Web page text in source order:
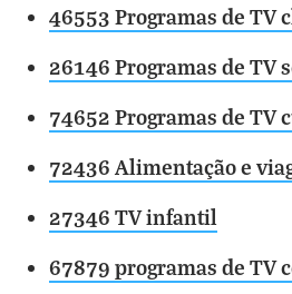
46553 Programas de TV
26146 Programas de TV
74652 Programas de TV
72436 Alimentação e
27346 TV infantil
67879 programas de TV